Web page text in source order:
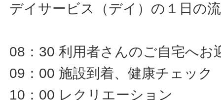
デイサービス（デイ）の１日の
08：30 利用者さんのご自宅へお
09：00 施設到着、健康チェック
10：00 レクリエーション